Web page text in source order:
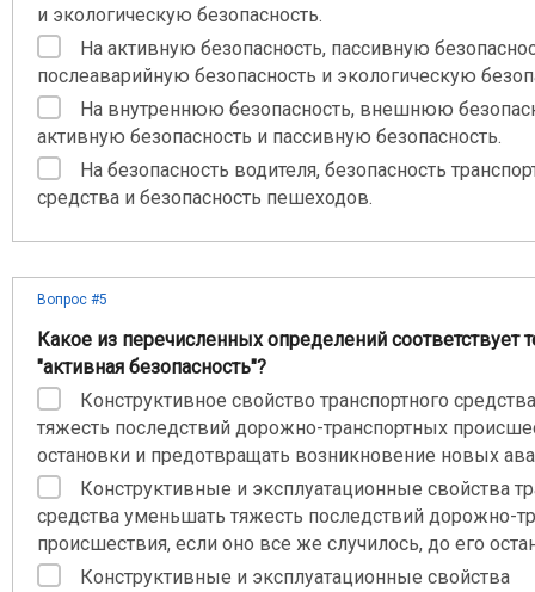
и экологическую безопасность.
На активную безопасность, пассивную
послеаварийную безопасность и экологическую
На внутреннюю безопасность, внешнюю
активную безопасность и пассивную безопасность.
На безопасность водителя, безопасность
средства и безопасность пешеходов.
Вопрос #5
Какое из перечисленных определений соответствует
"активная безопасность"?
Конструктивное свойство транспортного
тяжесть последствий дорожно-транспортных
остановки и предотвращать возникновение новых
Конструктивные и эксплуатационные свойства
средства уменьшать тяжесть последствий дорожно-
происшествия, если оно все же случилось, до его
Конструктивные и эксплуатационные свойства